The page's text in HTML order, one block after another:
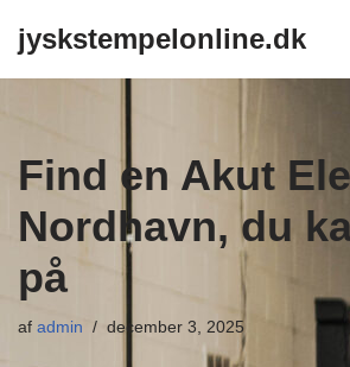
jyskstempelonline.dk
Find en Akut
Nordhavn, du
på
af admin december 3, 2025